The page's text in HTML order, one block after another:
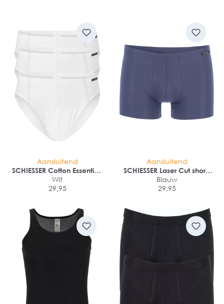
Aansluitend
SCHIESSER Cotton Essentials
supermini slips (3-pack)
Wit
29,95
Aansluitend
SCHIESSER Laser Cut shorts
(1-pack)
Blauw
29,95